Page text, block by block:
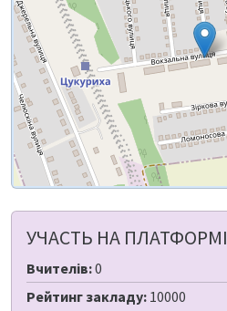
УЧАСТЬ НА ПЛАТФОРМІ
Вчителів:0
Рейтинг закладу: 10000